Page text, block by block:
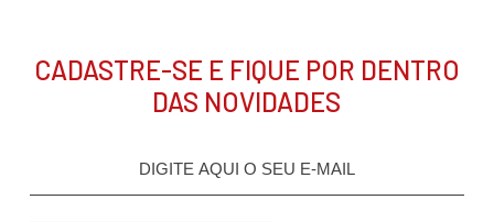
CADASTRE-SE E FIQUE POR DENTRO
DAS NOVIDADES